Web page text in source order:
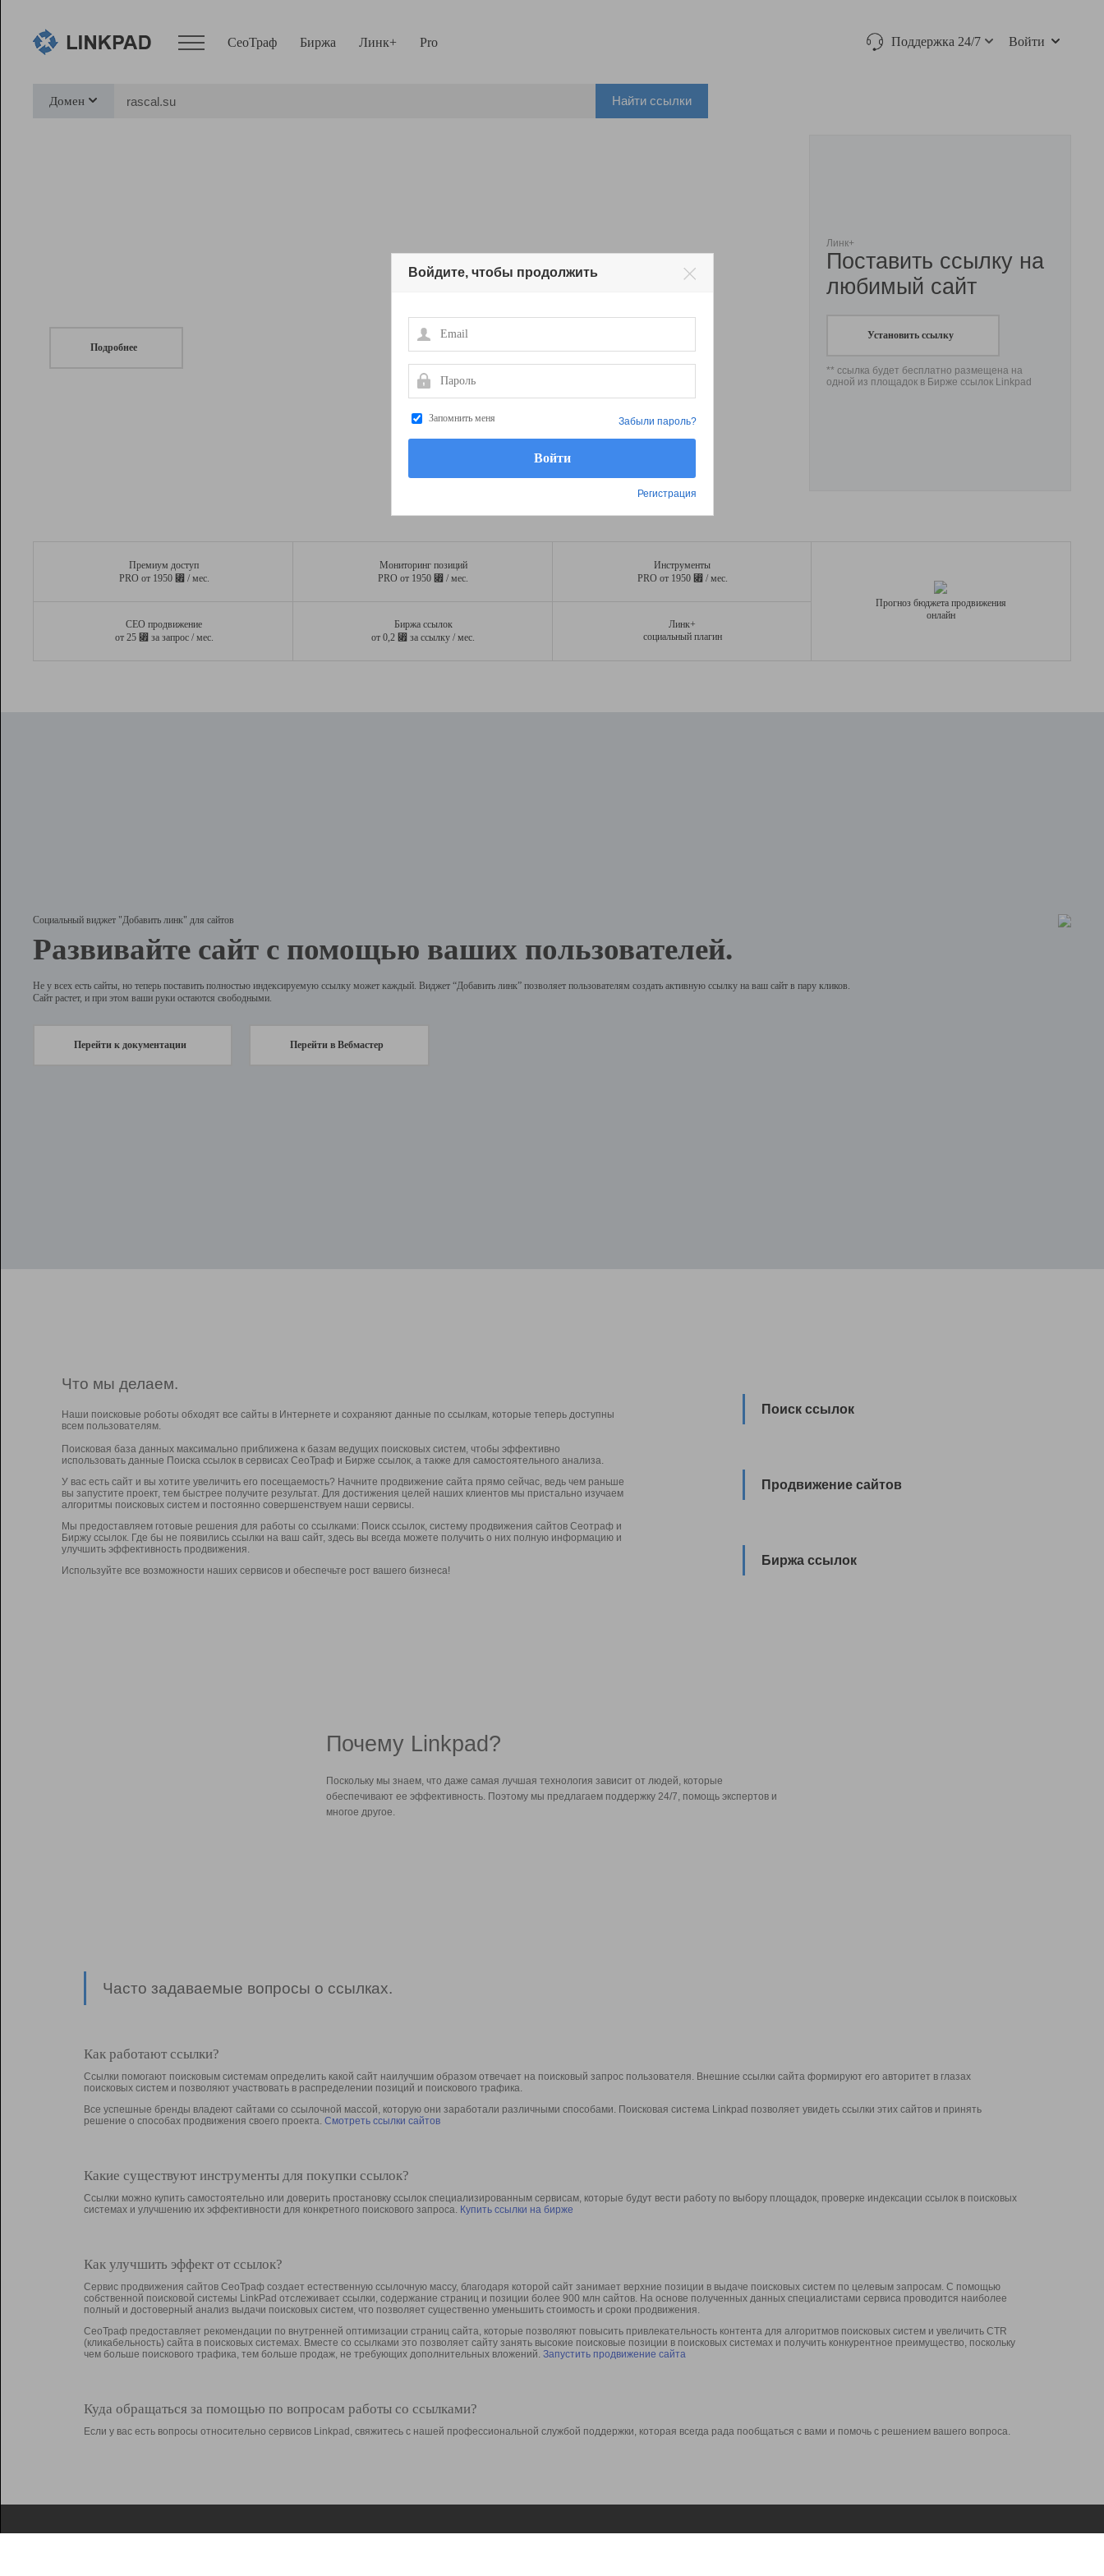
СеоТраф Биржа Линк+ Pro Поддержка 24/7 Войти
Домен Найти ссылки
Подробнее
Линк+
Поставить ссылку на
любимый сайт
Установить ссылку
** ссылка будет бесплатно размещена на
одной из площадок в Бирже ссылок Linkpad
Премиум доступ
PRO от 1950 ⃏ / мес.
Мониторинг позиций
PRO от 1950 ⃏ / мес.
Инструменты
PRO от 1950 ⃏ / мес.
СЕО продвижение
от 25 ⃏ за запрос / мес.
Биржа ссылок
от 0,2 ⃏ за ссылку / мес.
Линк+
социальный плагин
Прогноз бюджета продвижения
онлайн
Социальный виджет "Добавить линк" для сайтов
Развивайте сайт с помощью ваших пользователей.
Не у всех есть сайты, но теперь поставить полностью индексируемую ссылку может каждый. Виджет “Добавить линк” позволяет пользователям создать активную ссылку на ваш сайт в пару кликов.
Сайт растет, и при этом ваши руки остаются свободными.
Перейти к документации Перейти в Вебмастер
Что мы делаем.
Наши поисковые роботы обходят все сайты в Интернете и сохраняют данные по ссылкам, которые теперь доступны
всем пользователям.
Поисковая база данных максимально приближена к базам ведущих поисковых систем, чтобы эффективно
использовать данные Поиска ссылок в сервисах СеоТраф и Бирже ссылок, а также для самостоятельного анализа.
У вас есть сайт и вы хотите увеличить его посещаемость? Начните продвижение сайта прямо сейчас, ведь чем раньше
вы запустите проект, тем быстрее получите результат. Для достижения целей наших клиентов мы пристально изучаем
алгоритмы поисковых систем и постоянно совершенствуем наши сервисы.
Мы предоставляем готовые решения для работы со ссылками: Поиск ссылок, систему продвижения сайтов Сеотраф и
Биржу ссылок. Где бы не появились ссылки на ваш сайт, здесь вы всегда можете получить о них полную информацию и
улучшить эффективность продвижения.
Используйте все возможности наших сервисов и обеспечьте рост вашего бизнеса!
Поиск ссылок
Продвижение сайтов
Биржа ссылок
Почему Linkpad?
Поскольку мы знаем, что даже самая лучшая технология зависит от людей, которые
обеспечивают ее эффективность. Поэтому мы предлагаем поддержку 24/7, помощь экспертов и
многое другое.
Часто задаваемые вопросы о ссылках.
Как работают ссылки?
Ссылки помогают поисковым системам определить какой сайт наилучшим образом отвечает на поисковый запрос пользователя. Внешние ссылки сайта формируют его авторитет в глазах
поисковых систем и позволяют участвовать в раcпределении позиций и поискового трафика.
Все успешные бренды владеют сайтами со ссылочной массой, которую они заработали различными способами. Поисковая система Linkpad позволяет увидеть ссылки этих сайтов и принять
решение о способах продвижения своего проекта. Смотреть ссылки сайтов
Какие существуют инструменты для покупки ссылок?
Ссылки можно купить самостоятельно или доверить простановку ссылок специализированным сервисам, которые будут вести работу по выбору площадок, проверке индексации ссылок в поисковых
системах и улучшению их эффективности для конкретного поискового запроса. Купить ссылки на бирже
Как улучшить эффект от ссылок?
Сервис продвижения сайтов СеоТраф создает естественную ссылочную массу, благодаря которой сайт занимает верхние позиции в выдаче поисковых систем по целевым запросам. С помощью
собственной поисковой системы LinkPad отслеживает ссылки, содержание страниц и позиции более 900 млн сайтов. На основе полученных данных специалистами сервиса проводится наиболее
полный и достоверный анализ выдачи поисковых систем, что позволяет существенно уменьшить стоимость и сроки продвижения.
СеоТраф предоставляет рекомендации по внутренней оптимизации страниц сайта, которые позволяют повысить привлекательность контента для алгоритмов поисковых систем и увеличить CTR
(кликабельность) сайта в поисковых системах. Вместе со ссылками это позволяет сайту занять высокие поисковые позиции в поисковых системах и получить конкурентное преимущество, поскольку
чем больше поискового трафика, тем больше продаж, не требующих дополнительных вложений. Запустить продвижение сайта
Куда обращаться за помощью по вопросам работы со ссылками?
Если у вас есть вопросы относительно сервисов Linkpad, свяжитесь с нашей профессиональной службой поддержки, которая всегда рада пообщаться с вами и помочь с решением вашего вопроса.
Войдите, чтобы продолжить
Email
Пароль
Запомнить меня
Регистрация
Забыли пароль?